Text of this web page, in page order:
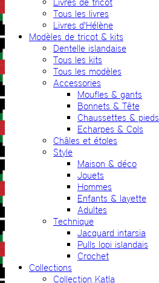
Livres de tricot
Tous les livres
Livres d'Hélène
Modèles de tricot & kits
Dentelle islandaise
Tous les kits
Tous les modèles
Accessories
Moufles & gants
Bonnets & Tête
Chaussettes & pieds
Echarpes & Cols
Châles et étoles
Style
Maison & déco
Jouets
Hommes
Enfants & layette
Adultes
Technique
Jacquard intarsia
Pulls lopi islandais
Crochet
Collections
Collection Katla